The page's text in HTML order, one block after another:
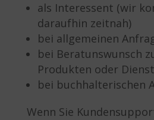
als Interessent (wir
daraufhin zeitnah)
bei allgemeinen
bei Beratunswunsch
Produkten oder
bei buchhalterischen
Wenn Sie